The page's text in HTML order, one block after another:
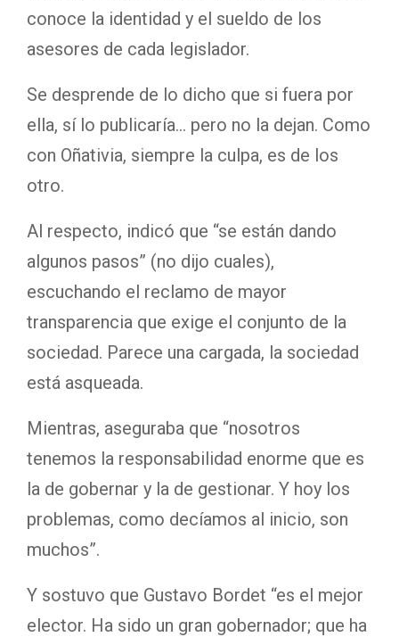
conoce la identidad y el sueldo de los
asesores de cada legislador.
Se desprende de lo dicho que si fuera por
ella, sí lo publicaría… pero no la dejan. Como
con Oñativia, siempre la culpa, es de los
otro.
Al respecto, indicó que “se están dando
algunos pasos” (no dijo cuales),
escuchando el reclamo de mayor
transparencia que exige el conjunto de la
sociedad. Parece una cargada, la sociedad
está asqueada.
Mientras, aseguraba que “nosotros
tenemos la responsabilidad enorme que es
la de gobernar y la de gestionar. Y hoy los
problemas, como decíamos al inicio, son
muchos”.
Y sostuvo que Gustavo Bordet “es el mejor
elector. Ha sido un gran gobernador; que ha